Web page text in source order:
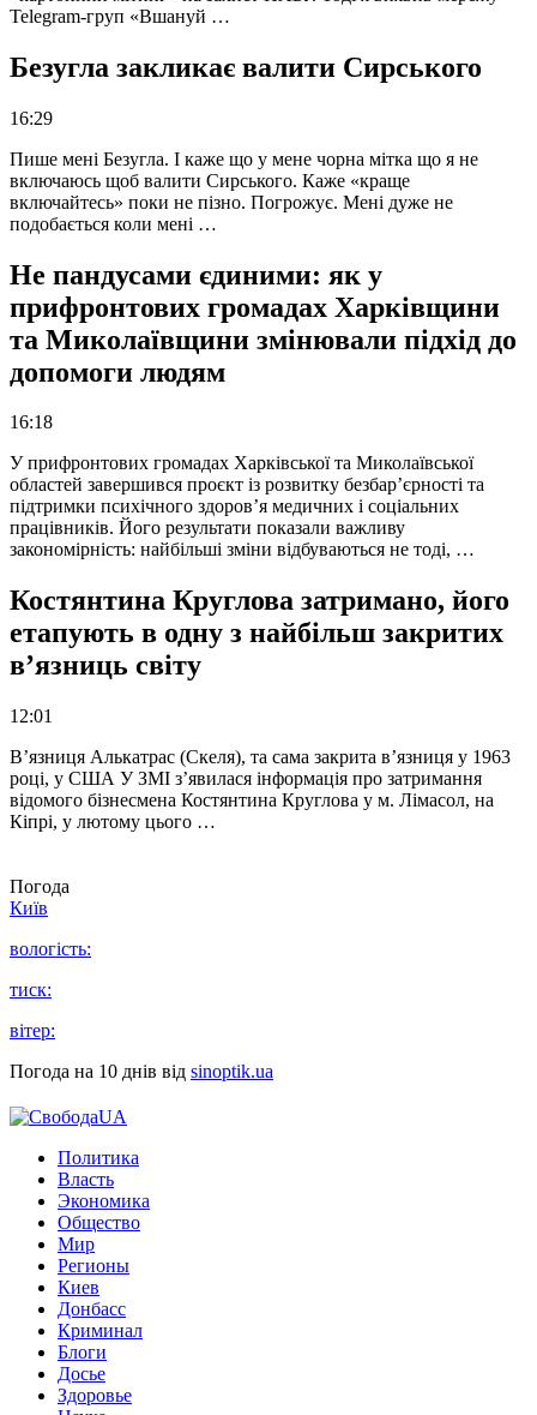
Telegram-груп «Вшануй …
Безугла закликає валити Сирського
16:29
Пише мені Безугла. І каже що у мене чорна мітка що я не
включаюсь щоб валити Сирського. Каже «краще
включайтесь» поки не пізно. Погрожує. Мені дуже не
подобається коли мені …
Не пандусами єдиними: як у
прифронтових громадах Харківщини
та Миколаївщини змінювали підхід до
допомоги людям
16:18
У прифронтових громадах Харківської та Миколаївської
областей завершився проєкт із розвитку безбар’єрності та
підтримки психічного здоров’я медичних і соціальних
працівників. Його результати показали важливу
закономірність: найбільші зміни відбуваються не тоді, …
Костянтина Круглова затримано, його
етапують в одну з найбільш закритих
в’язниць світу
12:01
В’язниця Алькатрас (Скеля), та сама закрита в’язниця у 1963
році, у США У ЗМІ з’явилася інформація про затримання
відомого бізнесмена Костянтина Круглова у м. Лімасол, на
Кіпрі, у лютому цього …
Погода
Київ
вологість:
тиск:
вітер:
Погода на 10 днів від sinoptik.ua
Политика
Власть
Экономика
Общество
Мир
Регионы
Киев
Донбасс
Криминал
Блоги
Досье
Здоровье